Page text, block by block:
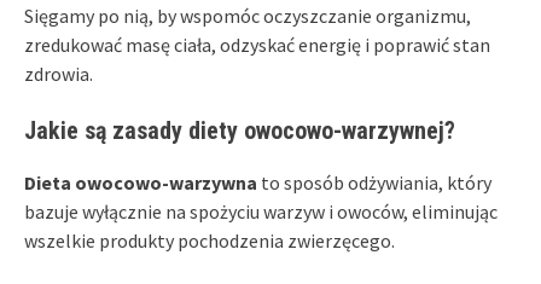
Sięgamy po nią, by wspomóc oczyszczanie organizmu,
zredukować masę ciała, odzyskać energię i poprawić stan
zdrowia.
Jakie są zasady diety owocowo-warzywnej?
Dieta owocowo-warzywna to sposób odżywiania, który
bazuje wyłącznie na spożyciu warzyw i owoców, eliminując
wszelkie produkty pochodzenia zwierzęcego.